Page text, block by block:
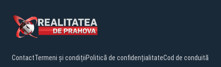
ContactTermeni și condițiiPolitică de confidențialitateCod de conduită